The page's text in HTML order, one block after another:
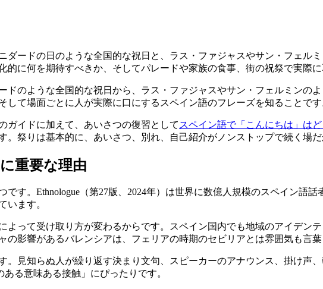
ダードの日のような全国的な祝日と、ラス・ファジャスやサン・フェル
に何を期待すべきか、そしてパレードや家族の食事、街の祝祭で実際
ドのような全国的な祝日から、ラス・ファジャスやサン・フェルミンの
て場面ごとに人が実際に口にするスペイン語のフレーズを知ることです
ガイドに加えて、あいさつの復習として スペイン語で「こんにちは」はど
。祭りは基本的に、あいさつ、別れ、自己紹介がノンストップで続く場だ
重要な理由
す。Ethnologue（第27版、2024年）は世界に数億人規模のスペイン語話
います。
よって受け取り方が変わるからです。スペイン国内でも地域のアイデン
影響があるバレンシアは、フェリアの時期のセビリアとは雰囲気も言葉
。見知らぬ人が繰り返す決まり文句、スピーカーのアナウンス、掛け声
る意味ある接触」にぴったりです。